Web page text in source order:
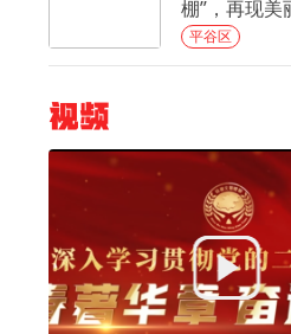
棚”，再现美
平谷区
视频